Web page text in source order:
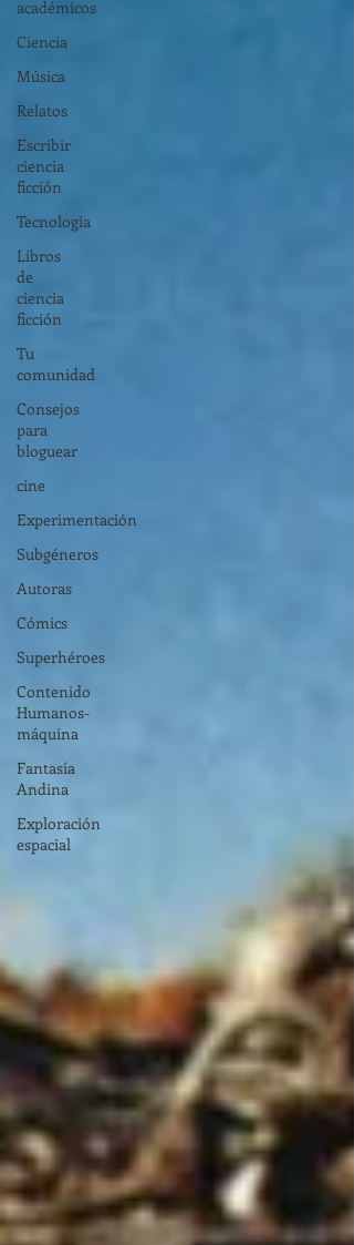
académicos
Ciencia
Música
Relatos
Escribir
ciencia
ficción
Tecnología
Libros
de
ciencia
ficción
Tu
comunidad
Consejos
para
bloguear
cine
Experimentación
Subgéneros
Autoras
Cómics
Superhéroes
Contenido
Humanos-
máquina
Fantasía
Andina
Exploración
espacial